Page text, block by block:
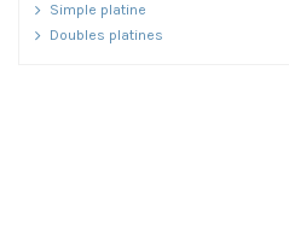
Simple platine
Doubles platines